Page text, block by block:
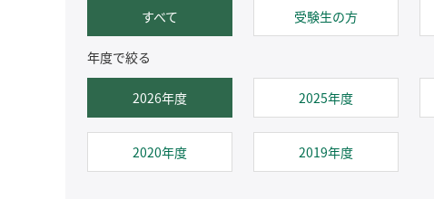
すべて 受験生の方
年度で絞る
2026年度 2025年度
2020年度 2019年度